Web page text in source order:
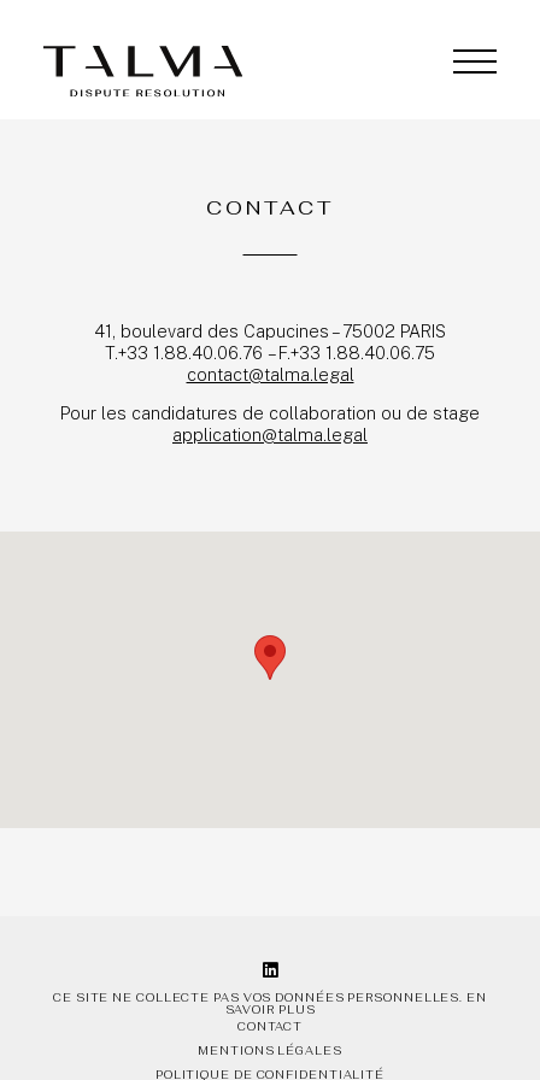
ÉQUIPE
FR
CONTACT
41, boulevard des Capucines – 75002 PARIS
T.+33 1.88.40.06.76 – F.+33 1.88.40.06.75
contact@talma.legal
Pour les candidatures de collaboration ou de stage
application@talma.legal
CE SITE NE COLLECTE PAS VOS DONNÉES PERSONNELLES. EN
SAVOIR PLUS
CONTACT
MENTIONS LÉGALES
POLITIQUE DE CONFIDENTIALITÉ